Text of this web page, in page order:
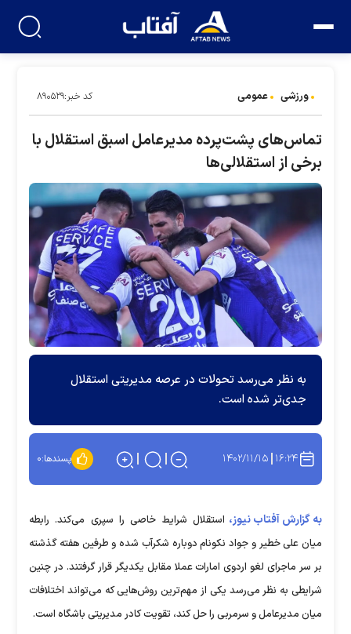
ورزشی عمومی کد خبر:۸۹۰۵۲۹
تماس‌های پشت‌پرده مدیرعامل اسبق استقلال با
برخی از استقلالی‌ها
به نظر می‌رسد تحولات در عرصه مدیریتی استقلال
جدی‌تر شده است.
۱۶:۲۴ ۱۴۰۲/۱۱/۱۵ پسندها:۰
به گزارش آفتاب نیوز، استقلال شرایط خاصی را سپری می‌کند. رابطه
میان علی خطیر و جواد نکونام دوباره شکرآب شده و طرفین هفته گذشته
بر سر ماجرای لغو اردوی امارات عملا مقابل یکدیگر قرار گرفتند. در چنین
شرایطی به نظر می‌رسد یکی از مهم‌ترین روش‌هایی که می‌تواند اختلافات
میان مدیرعامل و سرمربی را حل کند، تقویت کادر مدیریتی باشگاه است.